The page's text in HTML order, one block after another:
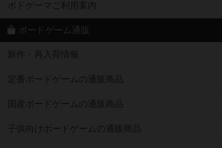
ボドゲーマご利用案内
ボードゲーム通販
新作・再入荷情報
定番ボードゲームの通販商品
国産ボードゲームの通販商品
子供向けボードゲームの通販商品